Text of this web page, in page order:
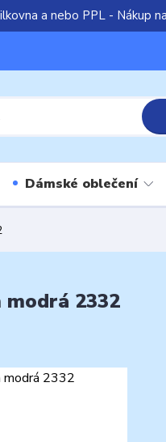
a nebo PPL - Nákup
Dámské oblečení
2332